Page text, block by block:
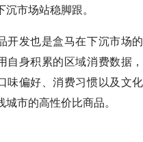
市场站稳脚跟。
开发也是盒马在下沉市场
自身积累的区域消费数据
味偏好、消费习惯以及文
城市的高性价比商品。